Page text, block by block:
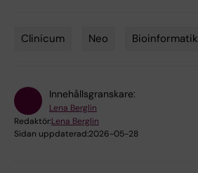
Clinicum Neo Bioinformatik
Innehållsgranskare:
Lena Berglin
Redaktör:Lena Berglin
Sidan uppdaterad:2026-05-28